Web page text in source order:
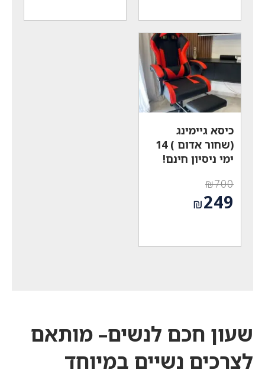
הוא:
₪439.
הוא:
כיסא גיימינג
(שחור אדום ) 14
ימי ניסיון חינם!
₪700
המחיר
המקורי₪249
הוא:
שעון חכם לנשים– מותאם
לצרכים נשיים במיוחד